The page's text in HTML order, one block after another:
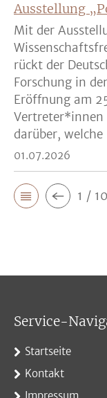
Ausstellung
Mit der
rückt der
Forschung in
Eröffnung am
Vertreter*innen
darüber, welche
01.07.2026
1 / 10
Service-
Startseite
Kontakt